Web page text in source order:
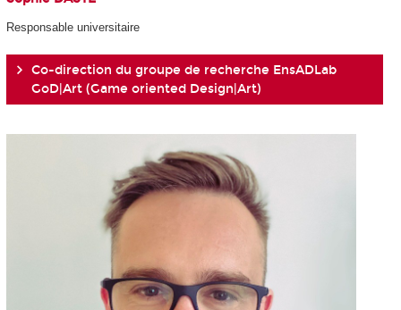
Responsable universitaire
Co-direction du groupe de recherche EnsADLab
GoD|Art (Game oriented Design|Art)